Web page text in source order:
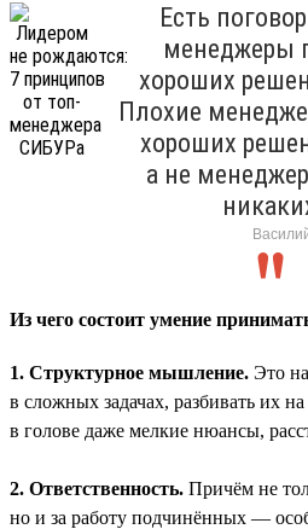
Есть
менеджеры
хороших
Плохие
хороших
а не
Из чего состоит умение
1. Структурное мышление. Это
в сложных задачах, разбивать их
в голове даже мелкие нюансы,
2. Ответственность. Причём не
но и за работу подчинённых —